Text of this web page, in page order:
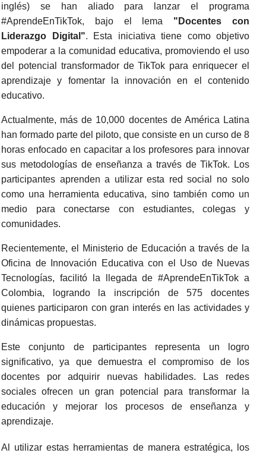
inglés) se han aliado para lanzar el programa
#AprendeEnTikTok, bajo el lema "Docentes con
Liderazgo Digital". Esta iniciativa tiene como objetivo
empoderar a la comunidad educativa, promoviendo el uso
del potencial transformador de TikTok para enriquecer el
aprendizaje y fomentar la innovación en el contenido
educativo.
Actualmente, más de 10,000 docentes de América Latina
han formado parte del piloto, que consiste en un curso de 8
horas enfocado en capacitar a los profesores para innovar
sus metodologías de enseñanza a través de TikTok. Los
participantes aprenden a utilizar esta red social no solo
como una herramienta educativa, sino también como un
medio para conectarse con estudiantes, colegas y
comunidades.
Recientemente, el Ministerio de Educación a través de la
Oficina de Innovación Educativa con el Uso de Nuevas
Tecnologías, facilitó la llegada de #AprendeEnTikTok a
Colombia, logrando la inscripción de 575 docentes
quienes participaron con gran interés en las actividades y
dinámicas propuestas.
Este conjunto de participantes representa un logro
significativo, ya que demuestra el compromiso de los
docentes por adquirir nuevas habilidades. Las redes
sociales ofrecen un gran potencial para transformar la
educación y mejorar los procesos de enseñanza y
aprendizaje.
Al utilizar estas herramientas de manera estratégica, los